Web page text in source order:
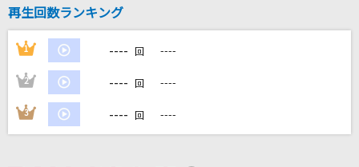
＝LOVE
カラオケ最新情報をチェック！
再生回数ランキング
1 ---- 回 ----
2 ---- 回 ----
3 ---- 回 ----